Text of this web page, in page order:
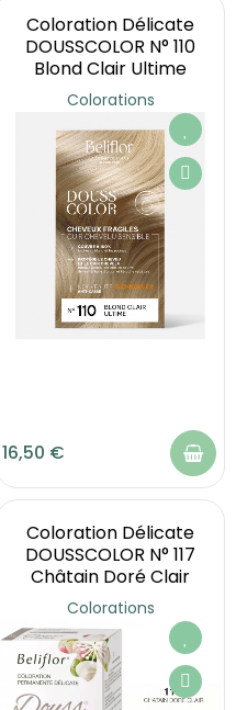
Coloration Délicate
DOUSSCOLOR N° 110
Blond Clair Ultime
Colorations
16,50 €
Coloration Délicate
DOUSSCOLOR N° 117
Châtain Doré Clair
Colorations